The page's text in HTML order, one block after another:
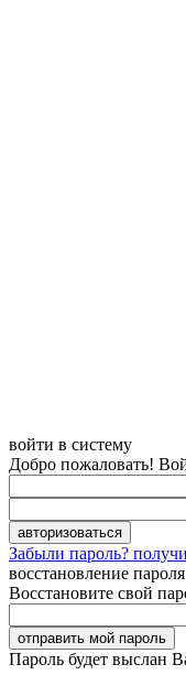
войти в систему
Добро пожаловать!
Забыли пароль?
восстановление пароля
Восстановите свой
Пароль будет выслан